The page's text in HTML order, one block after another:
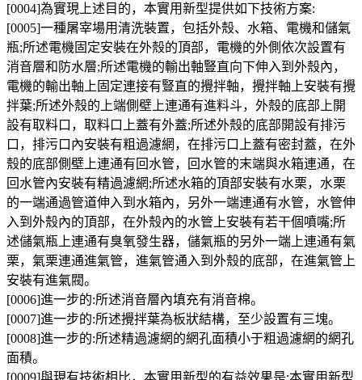
[0004]為實現上述目的，本實用新型提供如下技術方案:
[0005]一種屠宰場用清洗裝置，包括外殼、水箱、電機和儲氣
瓶;所述電機固定安裝在外殼的頂部，電機的外側依次設置有
消音層和防水層;所述電機的輸出軸豎直向下伸入到外殼內，
電機的輸出軸上固定連接有豎直的攪拌軸，攪拌軸上安裝有攪
拌葉;所述外殼的上端側壁上連通有進料斗，外殼的底部上開
設有取料口，取料口上蓋有外蓋;所述外殼的底部開設有排污
口，排污口內安裝有粗過濾網，在排污口上蓋有密封蓋，在外
殼的底部側壁上連通有回水管，回水管的末端與水箱連通，在
回水管內安裝有精過濾網;所述水箱的頂部安裝有水栗，水栗
的一端通過管道伸入到水箱內，另外一端連通有水管，水管伸
入到外殼內的頂部，在外殼內的水管上安裝有若干個噴嘴;所
述儲氣瓶上連通有臭氧發生器，儲氣瓶的另外一端上連通有氣
栗，氣栗連通進氣管，進氣管通入到外殼的底部，在進氣管上
安裝有進氣閥。
[0006]進一步的:所述消音層內填充有消音棉。
[0007]進一步的:所述攪拌葉為板狀結構，至少設置有三塊。
[0008]進一步的:所述精過濾網的網孔面積小于粗過濾網的網孔
面積。
[0009]與現有技術相比，本實用新型的有益效果是:本實用新型